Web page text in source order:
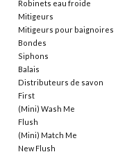
Miroirs
Accessoires de salle de bain
pièce de rechange
Marques
Robinets eau froide
Mitigeurs
Mitigeurs pour baignoires
Bondes
Siphons
Balais
Distributeurs de savon
First
(Mini) Wash Me
Flush
(Mini) Match Me
New Flush